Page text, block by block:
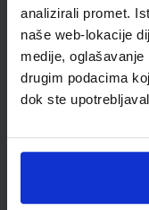
analizirali promet.
naše web-lokacije
medije,
drugim podacima
dok ste